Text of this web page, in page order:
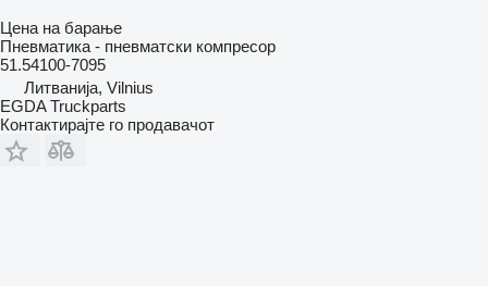
Цена на барање
Пневматика - пневматски компресор
51.54100-7095
Литванија, Vilnius
EGDA Truckparts
Контактирајте го продавачот